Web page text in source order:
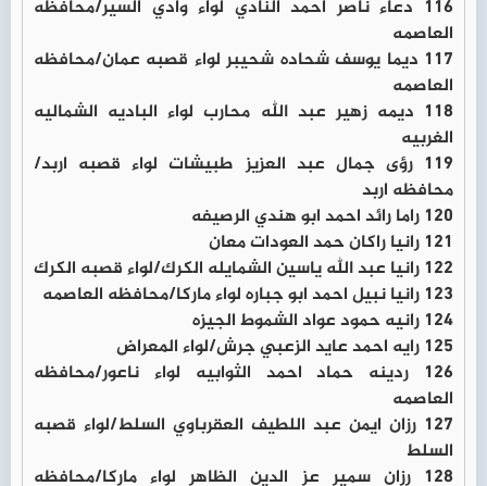
116 دعاء ناصر احمد النادي لواء وادي السير/محافظه
العاصمه
117 ديما يوسف شحاده شحيبر لواء قصبه عمان/محافظه
العاصمه
118 ديمه زهير عبد الله محارب لواء الباديه الشماليه
الغربيه
119 رؤى جمال عبد العزيز طبيشات لواء قصبه اربد/
محافظه اربد
120 راما رائد احمد ابو هندي الرصيفه
121 رانيا راكان حمد العودات معان
122 رانيا عبد الله ياسين الشمايله الكرك/لواء قصبه الكرك
123 رانيا نبيل احمد ابو جباره لواء ماركا/محافظه العاصمه
124 رانيه حمود عواد الشموط الجيزه
125 رايه احمد عايد الزعبي جرش/لواء المعراض
126 ردينه حماد احمد الثوابيه لواء ناعور/محافظه
العاصمه
127 رزان ايمن عبد اللطيف العقرباوي السلط/لواء قصبه
السلط
128 رزان سمير عز الدين الظاهر لواء ماركا/محافظه